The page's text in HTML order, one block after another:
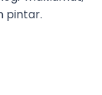
pintar.